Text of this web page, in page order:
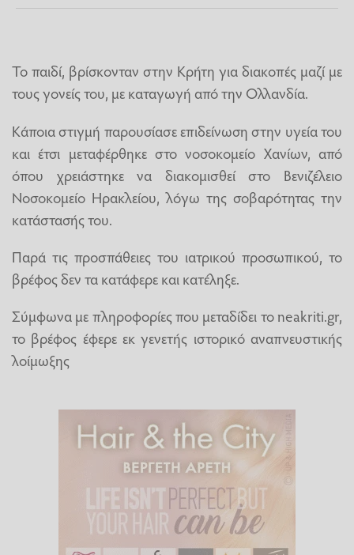
Το παιδί, βρίσκονταν στην Κρήτη για διακοπές μαζί με
τους γονείς του, με καταγωγή από την Ολλανδία.
Κάποια στιγμή παρουσίασε επιδείνωση στην υγεία του
και έτσι μεταφέρθηκε στο νοσοκομείο Χανίων, από
όπου χρειάστηκε να διακομισθεί στο Βενιζέλειο
Νοσοκομείο Ηρακλείου, λόγω της σοβαρότητας την
κατάστασής του.
Παρά τις προσπάθειες του ιατρικού προσωπικού, το
βρέφος δεν τα κατάφερε και κατέληξε.
Σύμφωνα με πληροφορίες που μεταδίδει το neakriti.gr,
το βρέφος έφερε εκ γενετής ιστορικό αναπνευστικής
λοίμωξης